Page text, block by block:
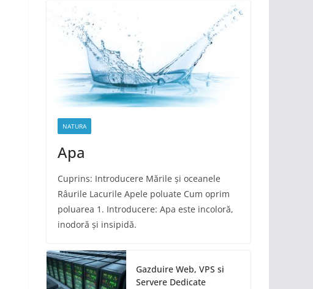
NATURA
Apa
Cuprins: Introducere Mările și oceanele
Râurile Lacurile Apele poluate Cum oprim
poluarea 1. Introducere: Apa este incoloră,
inodoră și insipidă.
Gazduire Web, VPS si
Servere Dedicate